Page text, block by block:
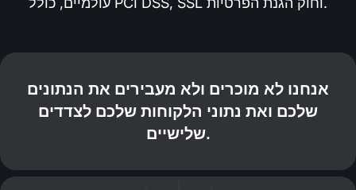
אנחנו לא מוכרים ולא מעבירים את הנתונים
שלכם ואת נתוני הלקוחות שלכם לצדדים
שלישיים.